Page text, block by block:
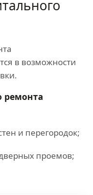
в возможности
ремонта
и перегородок;
проемов;